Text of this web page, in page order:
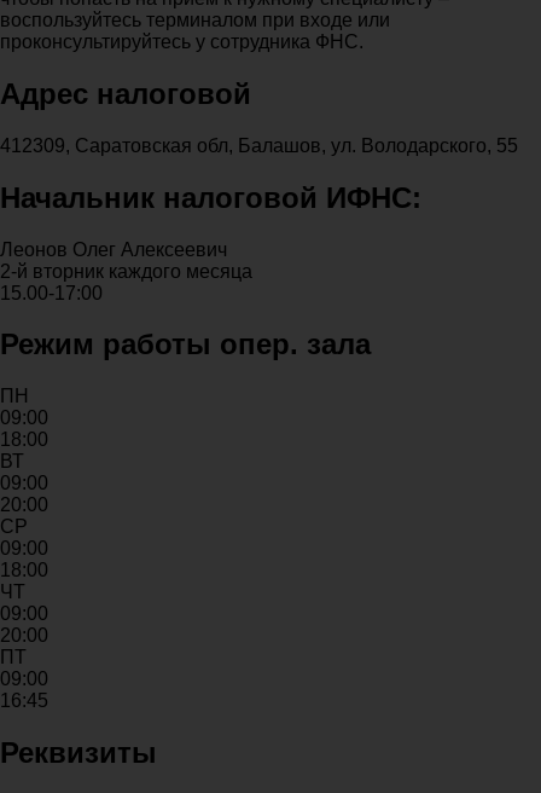
воспользуйтесь терминалом при входе или
проконсультируйтесь у сотрудника ФНС.
Адрес налоговой
412309, Саратовская обл, Балашов, ул. Володарского, 55
Начальник налоговой ИФНС:
Леонов Олег Алексеевич
2-й вторник каждого месяца
15.00-17:00
Режим работы опер. зала
ПН
09:00
18:00
ВТ
09:00
20:00
СР
09:00
18:00
ЧТ
09:00
20:00
ПТ
09:00
16:45
Реквизиты